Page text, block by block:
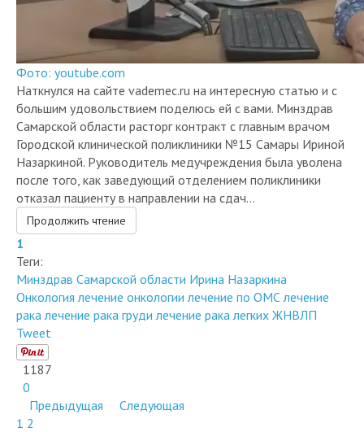
Фото: youtube.com
Наткнулся на сайте vademec.ru на интересную статью и с
большим удовольствием поделюсь ей с вами. Минздрав
Самарской области расторг контракт с главным врачом
Городской клинической поликлиники №15 Самары Ириной
Назаркиной. Руководитель медучреждения была уволена
после того, как заведующий отделением поликлиники
отказал пациенту в направлении на сдач...
Продолжить чтение
1
Теги:
Минздрав Самарской области Ирина Назаркина
Онкология лечение онкологии лечение по ОМС лечение
рака лечение рака груди лечение рака легких ЖНВЛП
Tweet
1187
0
Предыдущая
Следующая
1 2